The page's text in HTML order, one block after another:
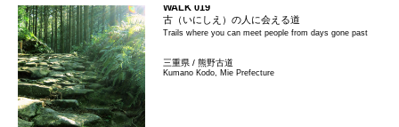
WALK 019
古（いにしえ）の人に会える道
Trails where you can meet people from days gone past
三重県 / 熊野古道
Kumano Kodo, Mie Prefecture